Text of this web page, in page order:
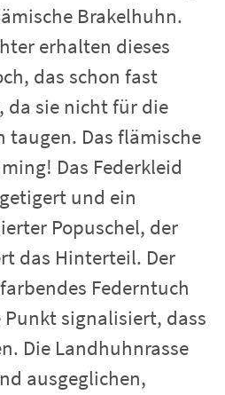
Brakelhuhn.
erhalten dieses
das schon fast
da sie nicht für die
taugen. Das flämische
Das Federkleid
und ein
Popuschel, der
das Hinterteil. Der
Federntuch
signalisiert, dass
Die Landhuhnrasse
ausgeglichen,